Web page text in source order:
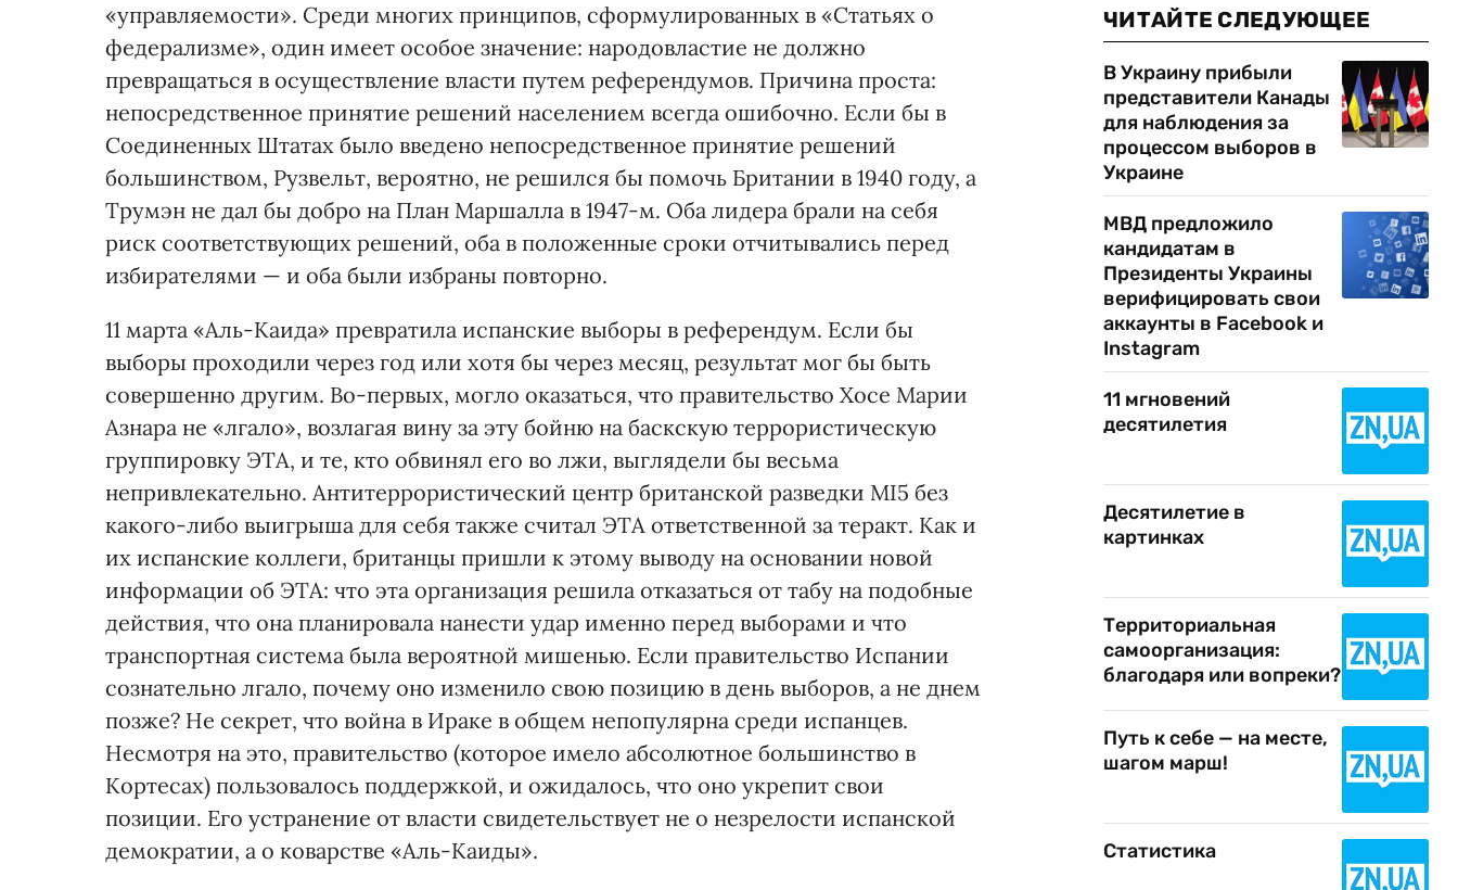
«управляемости». Среди многих принципов, сформулированных в «Статьях о
федерализме», один имеет особое значение: народовластие не должно
превращаться в осуществление власти путем референдумов. Причина проста:
непосредственное принятие решений населением всегда ошибочно. Если бы в
Соединенных Штатах было введено непосредственное принятие решений
большинством, Рузвельт, вероятно, не решился бы помочь Британии в 1940 году, а
Трумэн не дал бы добро на План Маршалла в 1947-м. Оба лидера брали на себя
риск соответствующих решений, оба в положенные сроки отчитывались перед
избирателями — и оба были избраны повторно.
11 марта «Аль-Каида» превратила испанские выборы в референдум. Если бы
выборы проходили через год или хотя бы через месяц, результат мог бы быть
совершенно другим. Во-первых, могло оказаться, что правительство Хосе Марии
Азнара не «лгало», возлагая вину за эту бойню на баскскую террористическую
группировку ЭТА, и те, кто обвинял его во лжи, выглядели бы весьма
непривлекательно. Антитеррористический центр британской разведки MI5 без
какого-либо выигрыша для себя также считал ЭТА ответственной за теракт. Как и
их испанские коллеги, британцы пришли к этому выводу на основании новой
информации об ЭТА: что эта организация решила отказаться от табу на подобные
действия, что она планировала нанести удар именно перед выборами и что
транспортная система была вероятной мишенью. Если правительство Испании
сознательно лгало, почему оно изменило свою позицию в день выборов, а не днем
позже? Не секрет, что война в Ираке в общем непопулярна среди испанцев.
Несмотря на это, правительство (которое имело абсолютное большинство в
Кортесах) пользовалось поддержкой, и ожидалось, что оно укрепит свои
позиции. Его устранение от власти свидетельствует не о незрелости испанской
демократии, а о коварстве «Аль-Каиды».
ЧИТАЙТЕ СЛЕДУЮЩЕЕ
В Украину прибыли
представители Канады
для наблюдения за
процессом выборов в
Украине
МВД предложило
кандидатам в
Президенты Украины
верифицировать свои
аккаунты в Facebook и
Instagram
11 мгновений
десятилетия
Десятилетие в
картинках
Территориальная
самоорганизация:
благодаря или вопреки?
Путь к себе — на месте,
шагом марш!
Статистика